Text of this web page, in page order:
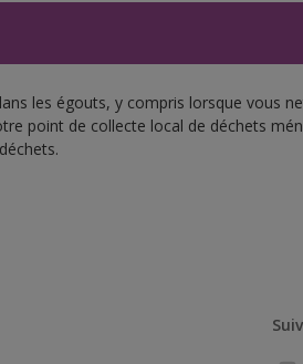
les égouts, y compris lorsque vous
point de collecte local de déchets